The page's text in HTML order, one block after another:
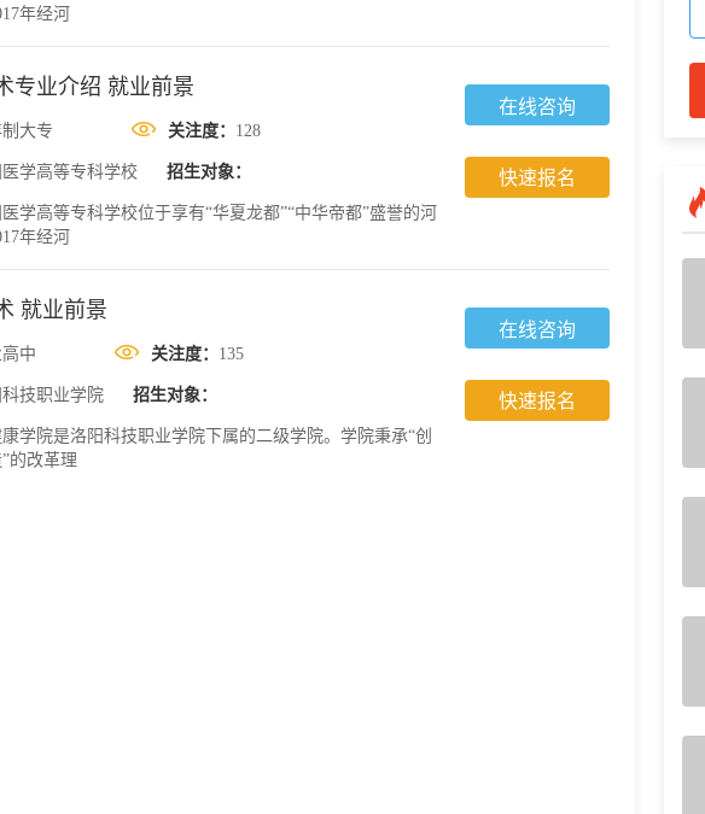
年经河
专业介绍 就业前景
大专 关注度： 128
学高等专科学校 招生对象：
学高等专科学校位于享有“华夏龙都”“中华帝都”盛誉的河
年经河
在线咨询
快速报名
就业前景
中 关注度： 135
科技职业学院 招生对象：
学院是洛阳科技职业学院下属的二级学院。学院秉承“创
的改革理
在线咨询
快速报名